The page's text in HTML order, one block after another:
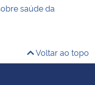
saúde da
Voltar ao topo